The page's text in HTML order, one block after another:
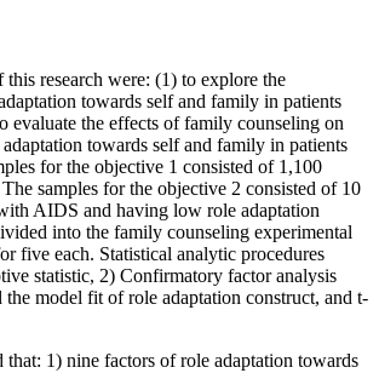
research were: (1) to explore the
towards self and family in patients
evaluate the effects of family counseling on
towards self and family in patients
for the objective 1 consisted of 1,100
samples for the objective 2 consisted of 10
AIDS and having low role adaptation
into the family counseling experimental
five each. Statistical analytic procedures
statistic, 2) Confirmatory factor analysis
model fit of role adaptation construct, and t-
1) nine factors of role adaptation towards